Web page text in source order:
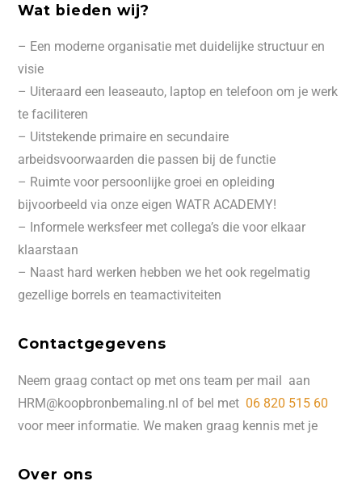
Wat bieden wij?
– Een moderne organisatie met duidelijke structuur en
visie
– Uiteraard een leaseauto, laptop en telefoon om je werk
te faciliteren
– Uitstekende primaire en secundaire
arbeidsvoorwaarden die passen bij de functie
– Ruimte voor persoonlijke groei en opleiding
bijvoorbeeld via onze eigen WATR ACADEMY!
– Informele werksfeer met collega’s die voor elkaar
klaarstaan
– Naast hard werken hebben we het ook regelmatig
gezellige borrels en teamactiviteiten
Contactgegevens
Neem graag contact op met ons team per mail aan
HRM@koopbronbemaling.nl of bel met 06 820 515 60
voor meer informatie. We maken graag kennis met je
Over ons